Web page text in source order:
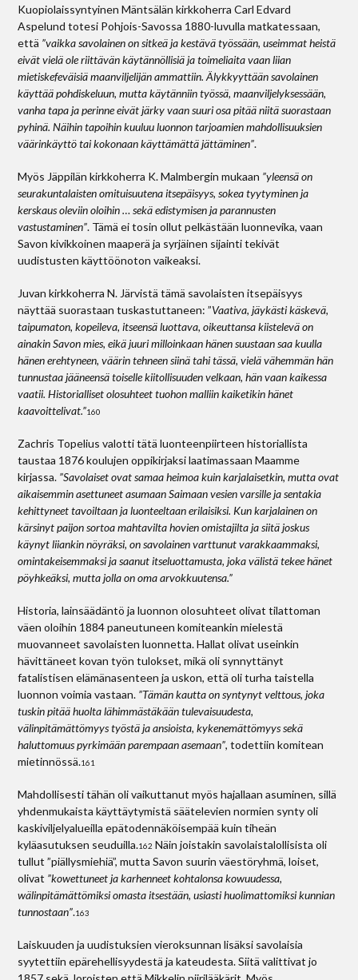
Kuopiolaissyntyinen Mäntsälän kirkkoherra Carl Edvard
Aspelund totesi Pohjois-Savossa 1880-luvulla matkatessaan,
että ”vaikka savolainen on sitkeä ja kestävä työssään, useimmat heistä
eivät vielä ole riittävän käytännöllisiä ja toimeliaita vaan liian
mietiskefeväisiä maanviljelijän ammattiin. Älykkyyttään savolainen
käyttää pohdiskeluun, mutta käytänniin työssä, maanviljelyksessään,
vanha tapa ja perinne eivät järky vaan suuri osa pitää niitä suorastaan
pyhinä. Näihin tapoihin kuuluu luonnon tarjoamien mahdollisuuksien
väärinkäyttö tai kokonaan käyttämättä jättäminen”.
Myös Jäppilän kirkkoherra K. Malmbergin mukaan ”yleensä on
seurakuntalaisten omituisuutena itsepäisyys, sokea tyytyminen ja
kerskaus oleviin oloihin … sekä edistymisen ja parannusten
vastustaminen”. Tämä ei tosin ollut pelkästään luonnevika, vaan
Savon kivikkoinen maaperä ja syrjäinen sijainti tekivät
uudistusten käyttöönoton vaikeaksi.
Juvan kirkkoherra N. Järvistä tämä savolaisten itsepäisyys
näyttää suorastaan tuskastuttaneen: ”Vaativa, jäykästi käskevä,
taipumaton, kopeileva, itseensä luottava, oikeuttansa kiistelevä on
ainakin Savon mies, eikä juuri milloinkaan hänen suustaan saa kuulla
hänen erehtyneen, väärin tehneen siinä tahi tässä, vielä vähemmän hän
tunnustaa jääneensä toiselle kiitollisuuden velkaan, hän vaan kaikessa
vaatii. Historialliset olosuhteet tuohon malliin kaiketikin hänet
kaavoittelivat.”160
Zachris Topelius valotti tätä luonteen­piirteen historiallista
taustaa 1876 koulujen oppikirjaksi laatimassaan Maamme
kirjassa. ”Savolaiset ovat samaa heimoa kuin karjalaisetkin, mutta ovat
aikaisemmin asettuneet asumaan Saimaan vesien varsille ja sentakia
kehittyneet tavoiltaan ja luonteeltaan erilaisiksi. Kun karjalainen on
kärsinyt paijon sortoa mahtavilta hovien omistajilta ja siitä joskus
käynyt liiankin nöyräksi, on savolainen varttunut varakkaammaksi,
omintakeisemmaksi ja saanut itseluottamusta, joka välistä tekee hänet
pöyhkeäksi, mutta jolla on oma arvokkuutensa.”
Historia, lainsäädäntö ja luonnon olosuhteet olivat tilattoman
väen oloihin 1884 paneutuneen komiteankin mielestä
muovanneet savolaisten luonnetta. Hallat olivat useinkin
hävittäneet kovan työn tulokset, mikä oli synnyttänyt
fatalistisen elämänasenteen ja uskon, että oli turha taistella
luonnon voimia vastaan. ”Tämän kautta on syntynyt velttous, joka
tuskin pitää huolta lähimmästäkään tulevaisuudesta,
välinpitämättömyys työstä ja ansioista, kykenemättömyys sekä
haluttomuus pyrkimään parempaan asemaan”, todettiin komitean
mietinnössä.161
Mahdollisesti tähän oli vaikuttanut myös hajallaan asuminen, sillä
yhdenmukaista käyttäytymistä säätelevien normien synty oli
kaskiviljelyalueilla epätodennäköisempää kuin tiheän
kyläasutuksen seuduilla.162 Näin joistakin savolaistalollisista oli
tullut ”piällysmiehiä”, mutta Savon suurin väestöryhmä, loiset,
olivat ”kowettuneet ja karhenneet kohtalonsa kowuudessa,
wälinpitämättömiksi omasta itsestään, usiasti huolimattomiksi kunnian
tunnostaan”.163
Laiskuuden ja uudistuksien vieroksunnan lisäksi savolaisia
syytettiin epärehellisyydestä ja kateudesta. Siitä valittivat jo